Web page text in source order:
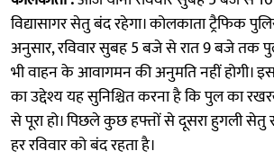
विद्यासागर सेतु बंद रहेगा। कोलकाता ट्रैफिक
अनुसार, रविवार सुबह 5 बजे से रात 9 बजे तक
भी वाहन के आवागमन की अनुमति नहीं होगी।
का उद्देश्य यह सुनिश्चित करना है कि पुल का
से पूरा हो। पिछले कुछ हफ्तों से दूसरा हुगली सेतु
हर रविवार को बंद रहता है।